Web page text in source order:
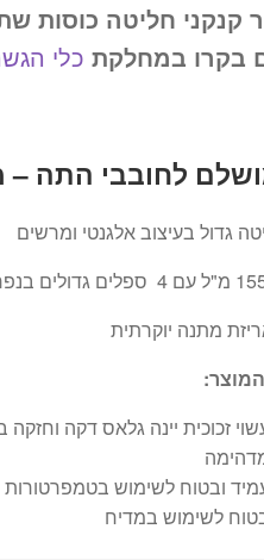
קנקני חליטה כוסות
בקרו במחלקת כלי
לחובבי התה –
גדול בעיצוב אלגנטי ומרשים
מתנה יוקרתית
זכוכית יינה גלאס דקה
ובטוח לשימוש בטמפרטורות
לשימוש במדיח